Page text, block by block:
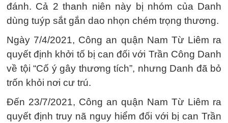
đánh. Cả 2 thanh niên này bị nhóm của Danh
dùng tuýp sắt gắn dao nhọn chém trọng thương.
Ngày 7/4/2021, Công an quận Nam Từ Liêm ra
quyết định khởi tố bị can đối với Trần Công Danh
về tội “Cố ý gây thương tích”, nhưng Danh đã bỏ
trốn khỏi nơi cư trú.
Đến 23/7/2021, Công an quận Nam Từ Liêm ra
quyết định truy nã nguy hiểm đối với bị can Trần